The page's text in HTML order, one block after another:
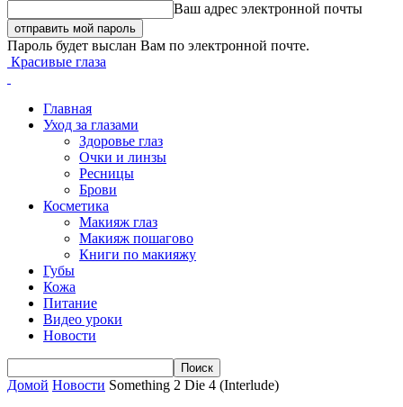
Ваш адрес электронной почты
Пароль будет выслан Вам по электронной почте.
Красивые глаза
Главная
Уход за глазами
Здоровье глаз
Очки и линзы
Ресницы
Брови
Косметика
Макияж глаз
Макияж пошагово
Книги по макияжу
Губы
Кожа
Питание
Видео уроки
Новости
Домой Новости Something 2 Die 4 (Interlude)